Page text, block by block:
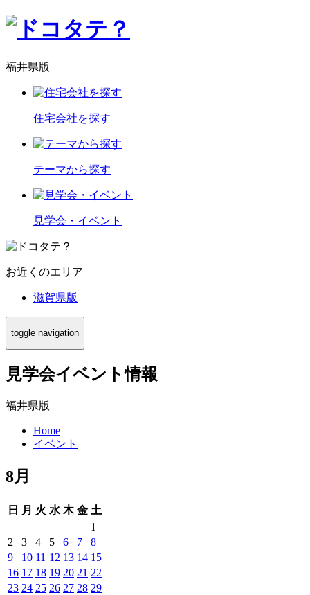
福井県版
住宅会社を探す
テーマから探す
見学会・イベント
お近くのエリア
滋賀県版
toggle navigation
見学会イベント情報
福井県版
Home
イベント
8月
日 月 火 水 木 金 土
1
2
3 4 5 6 7
8
9
10 11 12 13 14 15
16 17 18 19 20 21 22
23 24 25 26 27 28 29